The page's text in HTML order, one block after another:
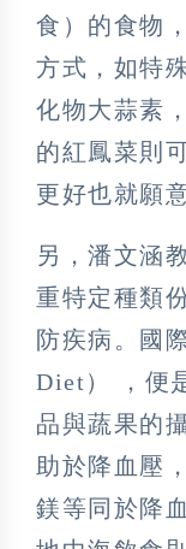
食）的食物
方式，如特
化物大蒜素
的紅鳳菜則
更好也就願
另，潘文涵
重特定種類
防疾病。國
Diet） ，便
品與蔬果的
助於降血壓
鎂等同於降